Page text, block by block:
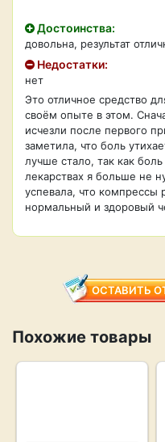
Достоинства:
довольна, результат
Недостатки:
нет
Это отличное средство
своём опыте в этом.
исчезли после первого
заметила, что боль
лучше стало, так как
лекарствах я больше не
успевала, что компрессы
нормальный и здоровый
ОСТАВИТЬ
Похожие товары